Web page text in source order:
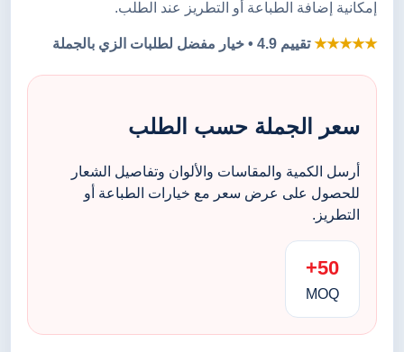
إمكانية إضافة الطباعة أو التطريز عند الطلب.
★★★★★تقييم 4.9 • خيار مفضل لطلبات الزي بالجملة
سعر الجملة حسب الطلب
أرسل الكمية والمقاسات والألوان وتفاصيل الشعار
للحصول على عرض سعر مع خيارات الطباعة أو
التطريز.
50+
MOQ